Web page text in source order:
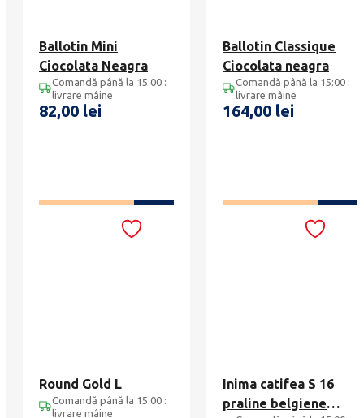
Ballotin Mini
Ciocolata Neagra
Comandă până la 15:00 :
livrare mâine
82,00 lei
ADAUGĂ ÎN COȘ
Ballotin Classique
Ciocolata neagra
Comandă până la 15:00 :
livrare mâine
164,00 lei
ADAUGĂ ÎN COȘ
Round Gold L
Comandă până la 15:00 :
livrare mâine
Inima catifea S 16
praline belgiene